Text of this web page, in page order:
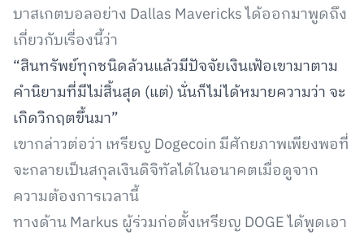
บาสเกตบอลอย่าง Dallas Mavericks ได้ออกมาพูดถึง
เกี่ยวกับเรื่องนี้ว่า
“สินทรัพย์ทุกชนิดล้วนแล้วมีปัจจัยเงินเฟ้อเขามาตาม
คำนิยามที่มีไม่สิ้นสุด (แต่) นั่นก็ไม่ได้หมายความว่า จะ
เกิดวิกฤตขึ้นมา”
เขากล่าวต่อว่า เหรียญ Dogecoin มีศักยภาพเพียงพอที่
จะกลายเป็นสกุลเงินดิจิทัลได้ในอนาคตเมื่อดูจาก
ความต้องการเวลานี้
ทางด้าน Markus ผู้ร่วมก่อตั้งเหรียญ DOGE ได้พูดเอา